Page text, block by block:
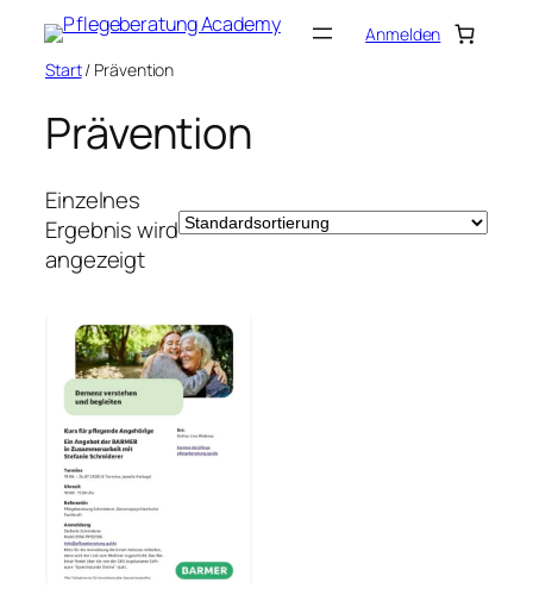
Zum
Inhalt
springen
Anmelden
Start/ Prävention
Prävention
Einzelnes
Ergebnis wird
angezeigt